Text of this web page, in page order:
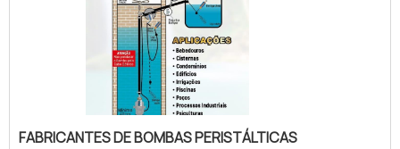
FABRICANTES DE BOMBAS PERISTÁLTICAS